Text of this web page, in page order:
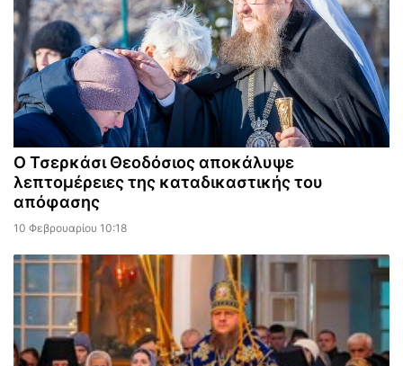
Ο Τσερκάσι Θεοδόσιος αποκάλυψε
λεπτομέρειες της καταδικαστικής του
απόφασης
10 Φεβρουαρίου 10:18